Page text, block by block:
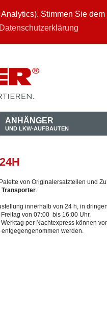
Stimmen Sie
ANHÄNGER
UND LKW-AUFBAUTEN
von Originalersatzteilen und
Transporter.
innerhalb von 24 h, in
von 07:00 bis 16:00 Uhr.
per Nachtexpress können
werden.